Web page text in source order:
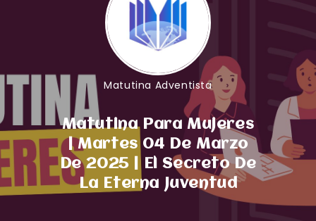
Matutina Adventista
Matutina Para Mujeres
| Martes 04 De Marzo
De 2025 | El Secreto De
La Eterna Juventud